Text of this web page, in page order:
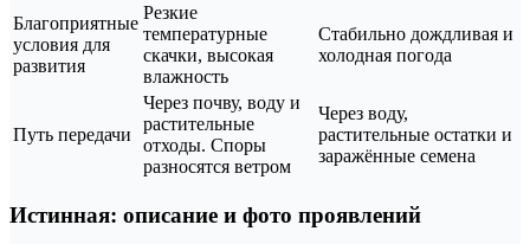
Благоприятные
условия для
развития
Резкие
температурные
скачки, высокая
влажность
Стабильно дождливая и
холодная погода
Путь передачи
Через почву, воду и
растительные
отходы. Споры
разносятся ветром
Через воду,
растительные остатки и
заражённые семена
Истинная: описание и фото проявлений